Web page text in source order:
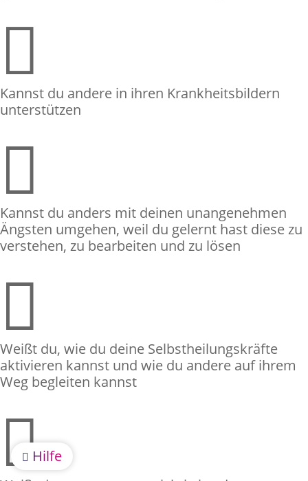
 Hilfe

Kannst du andere in ihren Krankheitsbildern
unterstützen

Kannst du anders mit deinen unangenehmen
Ängsten umgehen, weil du gelernt hast diese zu
verstehen, zu bearbeiten und zu lösen

Weißt du, wie du deine Selbstheilungskräfte
aktivieren kannst und wie du andere auf ihrem
Weg begleiten kannst
